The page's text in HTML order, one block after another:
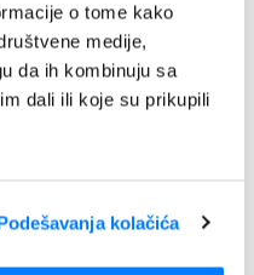
o tome kako
medije,
da ih kombinuju sa
dali ili koje su prikupili
kolačića